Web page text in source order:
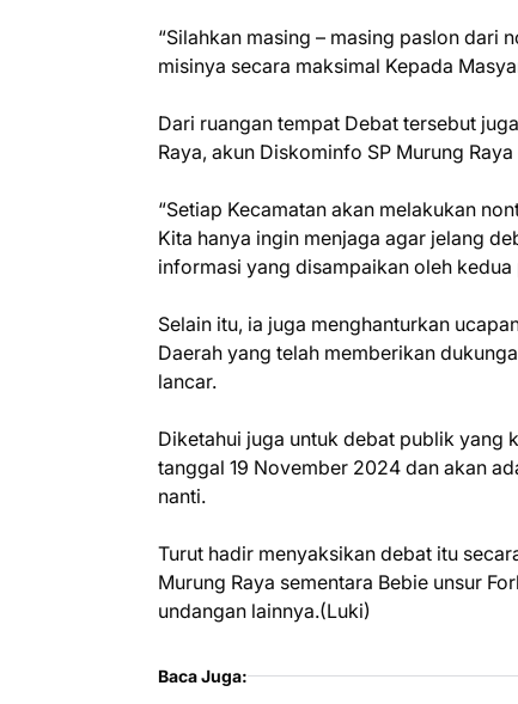
“Silahkan masing – masing paslon dari
misinya secara maksimal Kepada
Dari ruangan tempat Debat tersebut
Raya, akun Diskominfo SP Murung
“Setiap Kecamatan akan melakukan
Kita hanya ingin menjaga agar jelang
informasi yang disampaikan oleh
Selain itu, ia juga menghanturkan
Daerah yang telah memberikan
lancar.
Diketahui juga untuk debat publik yang
tanggal 19 November 2024 dan akan
nanti.
Turut hadir menyaksikan debat itu
Murung Raya sementara Bebie unsur
undangan lainnya.(Luki)
Baca Juga: